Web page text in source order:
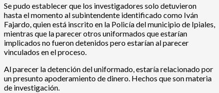
Se pudo establecer que los investigadores solo detuvieron
hasta el momento al subintendente identificado como Iván
Fajardo, quien está inscrito en la Policía del municipio de Ipiales,
mientras que la parecer otros uniformados que estarían
implicados no fueron detenidos pero estarían al parecer
vinculados en el proceso.
Al parecer la detención del uniformado, estaría relacionado por
un presunto apoderamiento de dinero. Hechos que son materia
de investigación.